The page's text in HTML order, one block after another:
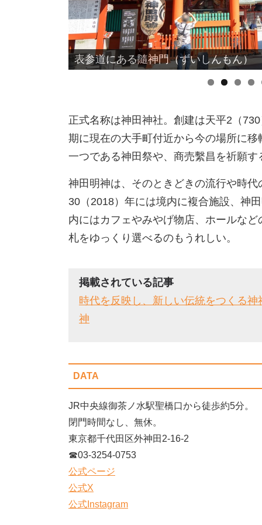
表参道にある隨神門（ずいしんもん）
正式名称は神田神社。創建は天平2（
期に現在の大手町付近から今の場所に
一つである神田祭や、商売繫昌を祈願す
神田明神は、そのときどきの流行や時
30（2018）年には境内に複合施設、神
内にはカフェやみやげ物店、ホールな
札をゆっくり選べるのもうれしい。
掲載されている記事
時代を反映し、新しい伝統をつくる
神
DATA
JR中央線御茶ノ水駅聖橋口から徒歩約5分。
閉門時間なし、無休。
東京都千代田区外神田2-16-2
☎03-3254-0753
公式ページ
公式X
公式Instagram